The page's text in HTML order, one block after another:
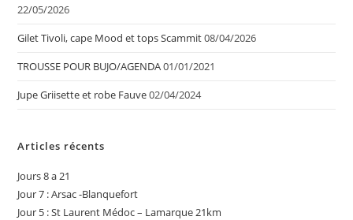
22/05/2026
Gilet Tivoli, cape Mood et tops Scammit08/04/2026
TROUSSE POUR BUJO/AGENDA01/01/2021
Jupe Griisette et robe Fauve02/04/2024
Articles récents
Jours 8 a 21
Jour 7 : Arsac -Blanquefort
Jour 5 : St Laurent Médoc – Lamarque 21km